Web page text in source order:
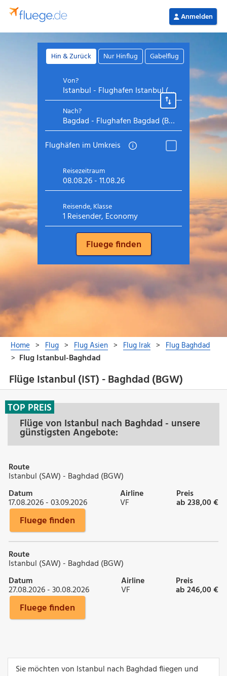
Flüge Istanbul (IST) - Baghdad (BGW)
Flüge von Istanbul nach Baghdad - unsere
günstigsten Angebote:
TOP PREIS
Route
Istanbul (SAW) - Baghdad (BGW)
Datum
17.08.2026 - 03.09.2026
Airline
VF
Preis
ab 238,00 €
Fluege finden
Route
Istanbul (SAW) - Baghdad (BGW)
Datum
27.08.2026 - 30.08.2026
Airline
VF
Preis
ab 246,00 €
Fluege finden
Sie möchten von Istanbul nach Baghdad fliegen und